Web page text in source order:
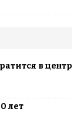
в центр
лет